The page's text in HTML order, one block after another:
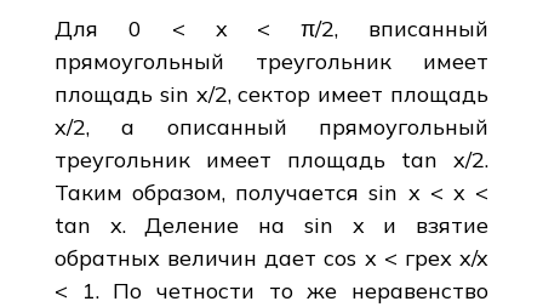
Для 0 < x < π/2, вписанный
прямоугольный треугольник имеет
площадь sin x/2, сектор имеет площадь
x/2, а описанный прямоугольный
треугольник имеет площадь tan x/2.
Таким образом, получается sin x < x <
tan x. Деление на sin x и взятие
обратных величин дает cos x < грех x/x
< 1. По четности то же неравенство